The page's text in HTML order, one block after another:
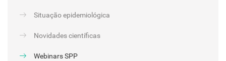
Situação epidemiológica
Novidades científicas
Webinars SPP